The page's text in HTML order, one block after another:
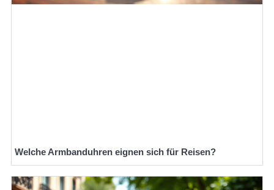
Welche Armbanduhren eignen sich für Reisen?